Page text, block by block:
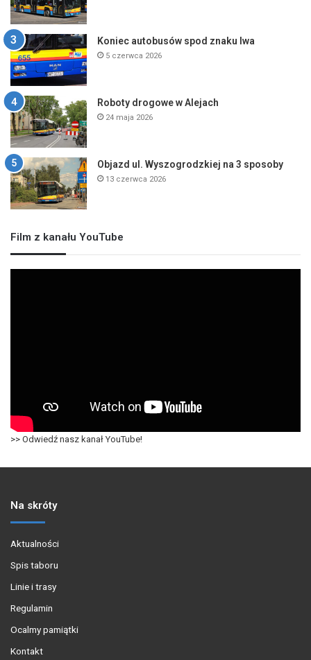
Koniec autobusów spod znaku lwa
5 czerwca 2026
Roboty drogowe w Alejach
24 maja 2026
Objazd ul. Wyszogrodzkiej na 3 sposoby
13 czerwca 2026
Film z kanału YouTube
>> Odwiedź nasz kanał YouTube!
Na skróty
Aktualności
Spis taboru
Linie i trasy
Regulamin
Ocalmy pamiątki
Kontakt